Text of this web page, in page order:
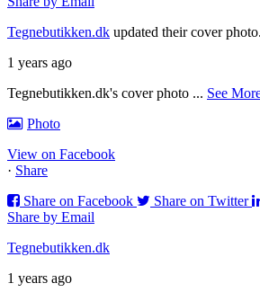
Tegnebutikken.dk updated their cover photo.
1 years ago
Tegnebutikken.dk's cover photo ... See
Photo
View on Facebook
· Share
Share on Facebook
Share on Twitter
Share by Email
Tegnebutikken.dk
1 years ago